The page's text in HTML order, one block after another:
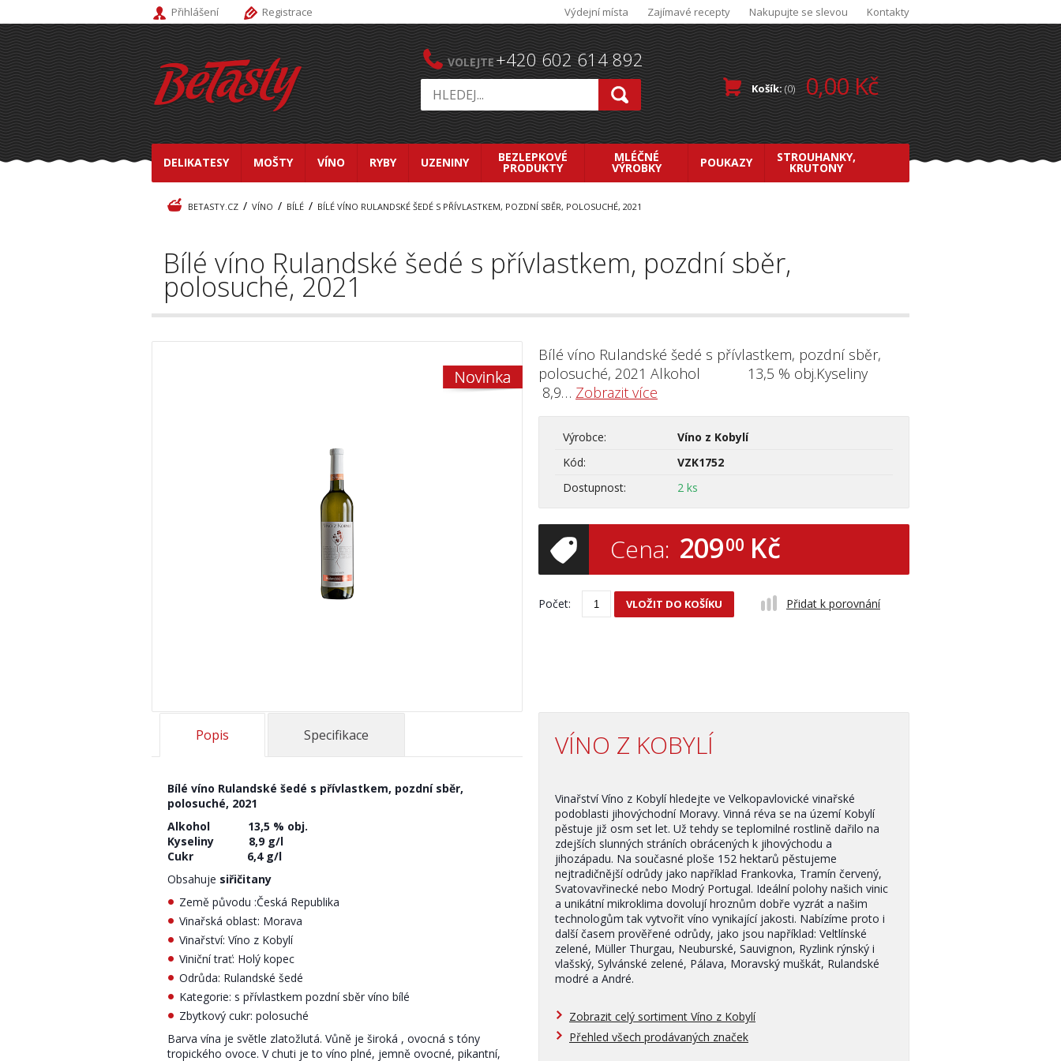
Výdejní místa Zajímavé recepty Nakupujte se slevou Kontakty
Přihlášení Registrace
VOLEJTE+420 602 614 892
Košík:(0) 0,00 Kč
DELIKATESY MOŠTY VÍNO RYBY UZENINY BEZLEPKOVÉ
PRODUKTY
MLÉČNÉ
VÝROBKY POUKAZY STROUHANKY,
KRUTONY
BETASTY.CZ / VÍNO / BÍLÉ / BÍLÉ VÍNO RULANDSKÉ ŠEDÉ S PŘÍVLASTKEM, POZDNÍ SBĚR, POLOSUCHÉ, 2021
Bílé víno Rulandské šedé s přívlastkem, pozdní sběr,
polosuché, 2021
Bílé víno Rulandské šedé s přívlastkem, pozdní sběr,
polosuché, 2021 Alkohol 13,5 % obj.Kyseliny
8,9… Zobrazit více
Výrobce:
Víno z Kobylí
Kód:
VZK1752
dostupnost:
2 ks
Cena: 20900Kč
Počet: VLOŽIT DO KOŠÍKU Přidat k porovnání
Popis Specifikace
Bílé víno Rulandské šedé s přívlastkem, pozdní sběr,
polosuché, 2021
Alkohol 13,5 % obj.
Kyseliny 8,9 g/l
Cukr 6,4 g/l
Obsahuje siřičitany
Země původu :Česká Republika
Vinařská oblast: Morava
Vinařství: Víno z Kobylí
Viniční trať: Holý kopec
Odrůda: Rulandské šedé
Kategorie: s přívlastkem pozdní sběr víno bílé
Zbytkový cukr: polosuché
Barva vína je světle zlatožlutá. Vůně je široká , ovocná s tóny
tropického ovoce. V chuti je to víno plné, jemně ovocné, pikantní,
VÍNO Z KOBYLÍ
Vinařství Víno z Kobylí hledejte ve Velkopavlovické vinařské
podoblasti jihovýchodní Moravy. Vinná réva se na území Kobylí
pěstuje již osm set let. Už tehdy se teplomilné rostlině dařilo na
zdejších slunných stráních obrácených k jihovýchodu a
jihozápadu. Na současné ploše 152 hektarů pěstujeme
nejtradičnější odrůdy jako například Frankovka, Tramín červený,
Svatovavřinecké nebo Modrý Portugal. Ideální polohy našich vinic
a unikátní mikroklima dovolují hroznům dobře vyzrát a našim
technologům tak vytvořit víno vynikající jakosti. Nabízíme proto i
další časem prověřené odrůdy, jako jsou například: Veltlínské
zelené, Müller Thurgau, Neuburské, Sauvignon, Ryzlink rýnský i
vlašský, Sylvánské zelené, Pálava, Moravský muškát, Rulandské
modré a André.
Zobrazit celý sortiment Víno z Kobylí
Přehled všech prodávaných značek